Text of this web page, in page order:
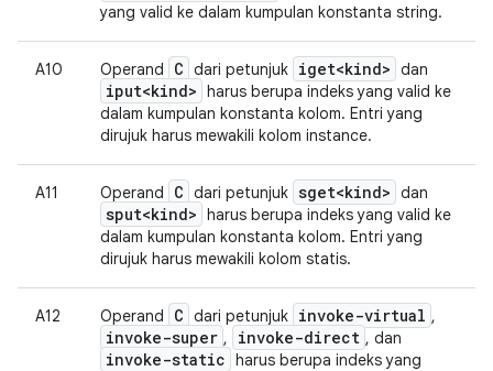
yang valid ke dalam kumpulan konstanta string.
A10 Operand C dari petunjuk iget<kind> dan
iput<kind> harus berupa indeks yang valid ke
dalam kumpulan konstanta kolom. Entri yang
dirujuk harus mewakili kolom instance.
A11 Operand C dari petunjuk sget<kind> dan
sput<kind> harus berupa indeks yang valid ke
dalam kumpulan konstanta kolom. Entri yang
dirujuk harus mewakili kolom statis.
A12 Operand C dari petunjuk invoke-virtual ,
invoke-super , invoke-direct , dan
invoke-static harus berupa indeks yang